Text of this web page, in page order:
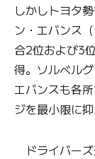
しかしトヨタ
ン・エバンス
合2位および3
得。ソルベル
エバンスも各
ジを最小限に
ドライバー